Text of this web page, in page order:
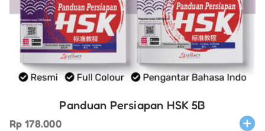
Panduan Persiapan HSK 5B
Rp 178.000